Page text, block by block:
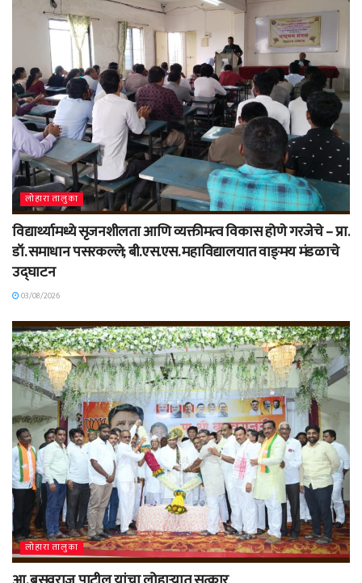
लोहारा तालुका
विद्यार्थ्यामध्ये सृजनशीलता आणि व्यक्तीमत्व विकास होणे गरजेचे – प्रा.
डॉ. समाधान पसरकल्ले; बी.एस.एस. महाविद्यालयात वाङ्‌मय मंडळाचे
उद्घाटन
03/08/2026
लोहारा तालुका